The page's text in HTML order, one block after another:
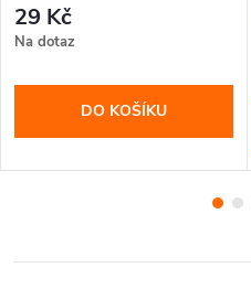
29 Kč
Na dotaz
DO KOŠÍKU